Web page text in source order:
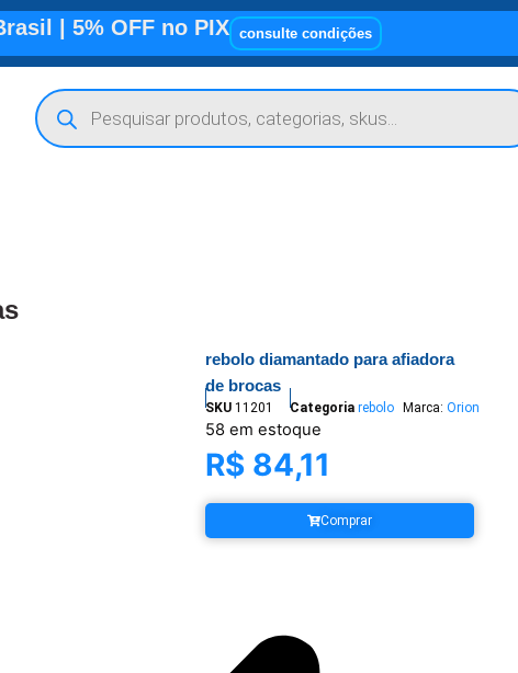
| 5% OFF no PIX consulte condições
rebolo diamantado para afiadora
de brocas
SKU 11201 Categoria rebolo Marca: Orion
58 em estoque
R$ 84,11
Comprar